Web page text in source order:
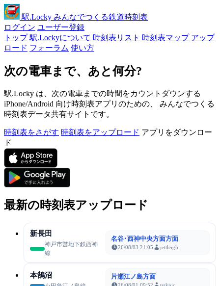
駅.Locky みんなでつくる鉄道時刻表
ログイン ユーザー登録
トップ 駅.Lockyについて 時刻表リスト 時刻表マップ アップ
ロード フォーラム 使い方
次の電車まで、あと何分?
駅.Locky は、次の電車までの時間をカウントダウンする
iPhone/Android 向け時刻表アプリのための、 みんなでつくる
時刻表データ共有サイトです。
時刻表をさがす 時刻表をアップロード アプリをダウンロー
ド
最新の時刻表アップロード
新長田
神戸市営地下鉄西神
線
名谷･西神中央方面方面
26/08/03 21:05 jettleigh
本鵠沼 片瀬江ノ島方面